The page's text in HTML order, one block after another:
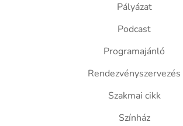
Pályázat
Podcast
Programajánló
Rendezvényszervezés
Szakmai cikk
Színház